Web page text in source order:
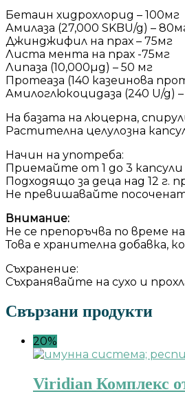
Бетаин хидрохлорид – 100мг
Амилаза (27,000 SKBU/g) –
Джинджифил на прах – 75мг
Листа мента на прах -75мг
Липаза (10,000µg) – 50 мг
Протеаза (140 казеинова
Амилоглюкоцидаза (240 U/g) –
На базата на люцерна,
Растителна целулозна
Начин на употреба:
Приемайте от 1 до 3
Подходящо за деца над 12 г.
Не превишавайте
Внимание:
Не се препоръчва по време
Това е хранителна добавка,
Съхранение:
Съхранявайте на сухо и
Свързани продукти
20%
Viridian Комплекс